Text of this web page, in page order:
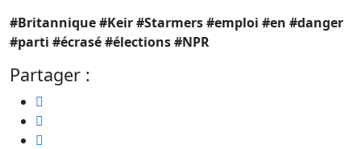
#Britannique #Keir #Starmers #emploi #en #danger
#parti #écrasé #élections #NPR
Partager :